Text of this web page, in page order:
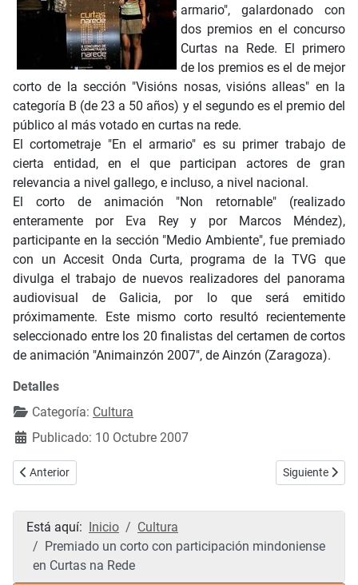
armario", galardonado con
dos premios en el concurso
Curtas na Rede. El primero
de los premios es el de mejor
corto de la sección "Visións nosas, visións alleas" en la
categoría B (de 23 a 50 años) y el segundo es el premio del
público al más votado en curtas na rede.
El cortometraje "En el armario" es su primer trabajo de
cierta entidad, en el que participan actores de gran
relevancia a nivel gallego, e incluso, a nivel nacional.
El corto de animación "Non retornable" (realizado
enteramente por Eva Rey y por Marcos Méndez),
participante en la sección "Medio Ambiente", fue premiado
con un Accesit Onda Curta, programa de la TVG que
divulga el trabajo de nuevos realizadores del panorama
audiovisual de Galicia, por lo que será emitido
próximamente. Este mismo corto resultó recientemente
seleccionado entre los 20 finalistas del certamen de cortos
de animación "Animainzón 2007", de Ainzón (Zaragoza).
Detalles
Categoría: Cultura
Publicado: 10 Octubre 2007
Artículo anterior: El Pregón de As San Lucas, pronunciado por
Anterior Artículo
Siguiente
Está aquí: Inicio
Cultura
Premiado un corto con participación mindoniense
en Curtas na Rede